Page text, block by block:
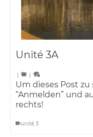
Unité 3A
| |
Um dieses Post
“Anmelden” und
rechts!
unité 3